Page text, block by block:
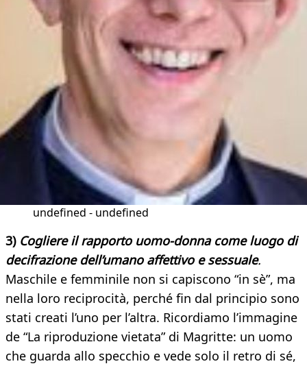
undefined - undefined
3) Cogliere il rapporto uomo-donna come luogo di
decifrazione dell’umano affettivo e sessuale.
Maschile e femminile non si capiscono “in sè”, ma
nella loro reciprocità, perché fin dal principio sono
stati creati l’uno per l’altra. Ricordiamo l’immagine
de “La riproduzione vietata” di Magritte: un uomo
che guarda allo specchio e vede solo il retro di sé,